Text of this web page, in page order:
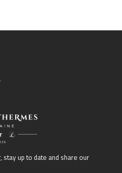
up to date and share our